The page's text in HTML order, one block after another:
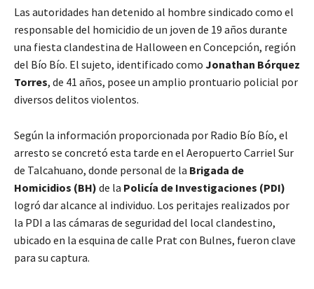
Las autoridades han detenido al hombre sindicado como el
responsable del homicidio de un joven de 19 años durante
una fiesta clandestina de Halloween en Concepción, región
del Bío Bío. El sujeto, identificado como Jonathan Bórquez
Torres, de 41 años, posee un amplio prontuario policial por
diversos delitos violentos.
Según la información proporcionada por Radio Bío Bío, el
arresto se concretó esta tarde en el Aeropuerto Carriel Sur
de Talcahuano, donde personal de la Brigada de
Homicidios (BH) de la Policía de Investigaciones (PDI)
logró dar alcance al individuo. Los peritajes realizados por
la PDI a las cámaras de seguridad del local clandestino,
ubicado en la esquina de calle Prat con Bulnes, fueron clave
para su captura.